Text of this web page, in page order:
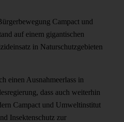
Campact und
auf einem gigantischen
in Naturschutzgebieten
einen Ausnahmeerlass in
dass auch weiterhin
Campact und Umweltinstitut
Insektenschutz zur